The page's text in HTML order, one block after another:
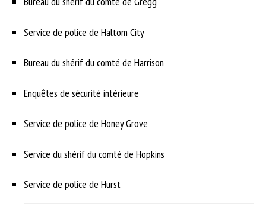
Service de police de Haltom City
Bureau du shérif du comté de Harrison
Enquêtes de sécurité intérieure
Service de police de Honey Grove
Service du shérif du comté de Hopkins
Service de police de Hurst